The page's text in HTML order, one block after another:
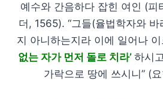
예수와 간음하다 잡힌 여인 (피
더, 1565). “그들(율법학자와
지 아니하는지라 이에 일어나 이
없는 자가 먼저 돌로 치라’ 하시
가락으로 땅에 쓰시니” (